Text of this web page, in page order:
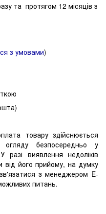
та протягом 12 місяців з
з умовами)
товару здійснюється
огляду безпосередньо у
разі виявлення недоліків
від його прийому, на думку
з менеджером E-
питань.